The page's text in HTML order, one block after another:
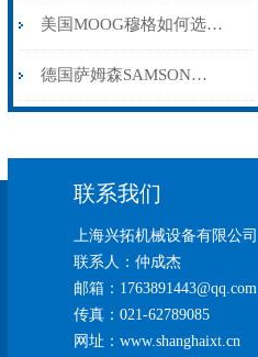
美国MOOG穆格如何选择适合的伺服比例阀
德国萨姆森SAMSON阀门定位器3277系列
联系我们
上海兴拓机械设备有限公司
联系人：仲成杰
邮箱：1763891443@qq.com
传真：021-62789085
网址：www.shanghaixt.cn